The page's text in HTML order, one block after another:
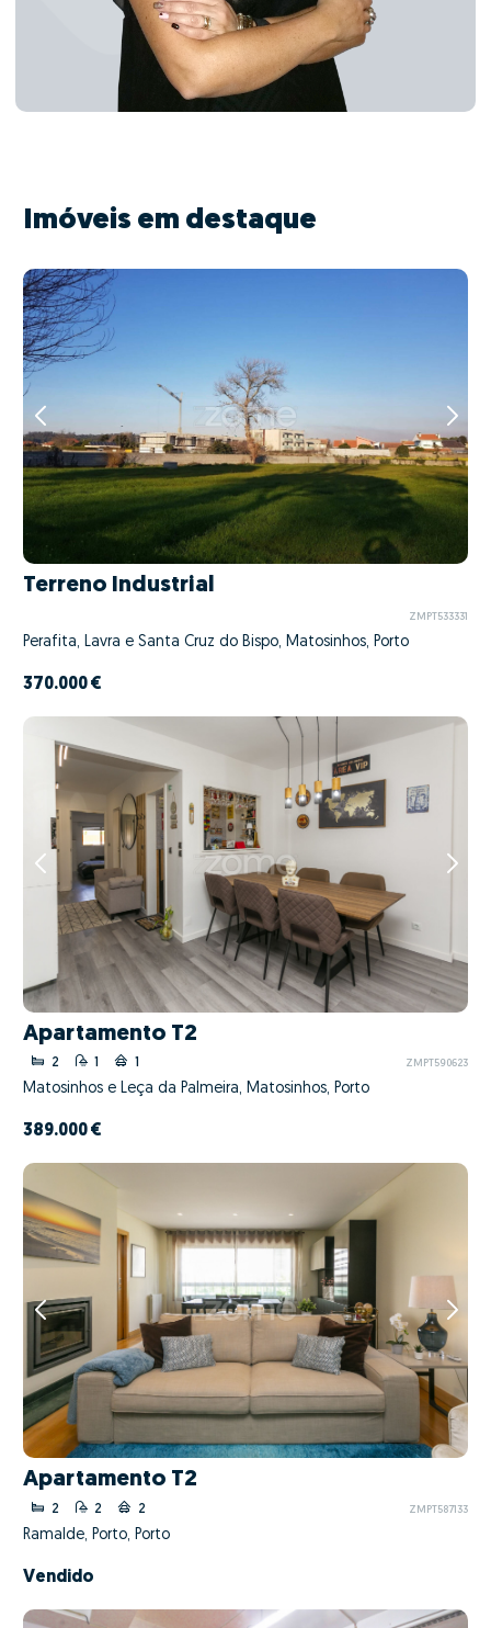
Imóveis em destaque
Terreno Industrial
ZMPT533331
Perafita, Lavra e Santa Cruz do Bispo, Matosinhos, Porto
370.000 €
Apartamento T2
2 1 1 ZMPT590623
Matosinhos e Leça da Palmeira, Matosinhos, Porto
389.000 €
Apartamento T2
2 2 2 ZMPT587133
Ramalde, Porto, Porto
Vendido